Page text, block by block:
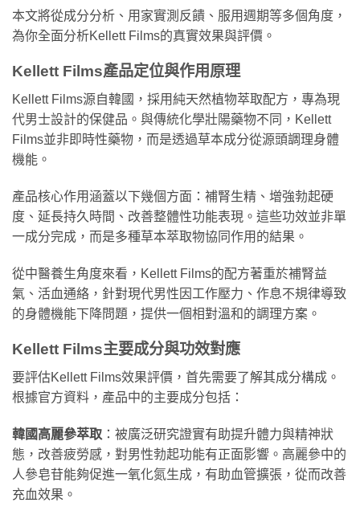
本文將從成分分析、用家實測反饋、服用週期等多個角度，
為你全面分析Kellett Films的真實效果與評價。
Kellett Films產品定位與作用原理
Kellett Films源自韓國，採用純天然植物萃取配方，專為現
代男士設計的保健品。與傳統化學壯陽藥物不同，Kellett
Films並非即時性藥物，而是透過草本成分從源頭調理身體
機能。
產品核心作用涵蓋以下幾個方面：補腎生精、增強勃起硬
度、延長持久時間、改善整體性功能表現。這些功效並非單
一成分完成，而是多種草本萃取物協同作用的結果。
從中醫養生角度來看，Kellett Films的配方著重於補腎益
氣、活血通絡，針對現代男性因工作壓力、作息不規律導致
的身體機能下降問題，提供一個相對溫和的調理方案。
Kellett Films主要成分與功效對應
要評估Kellett Films效果評價，首先需要了解其成分構成。
根據官方資料，產品中的主要成分包括：
韓國高麗參萃取 ：被廣泛研究證實有助提升體力與精神狀
態，改善疲勞感，對男性勃起功能有正面影響。高麗參中的
人參皂苷能夠促進一氧化氮生成，有助血管擴張，從而改善
充血效果。